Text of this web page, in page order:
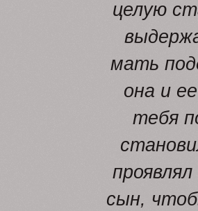
целую
мать
она и
тебя
сын,